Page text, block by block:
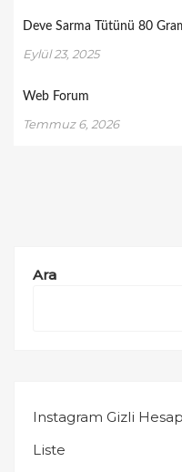
Deve Sarma Tütünü 80
Eylül 23, 2025
Web Forum
Temmuz 6, 2026
Ara
Instagram Gizli
Liste